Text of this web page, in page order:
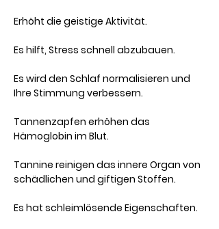
Erhöht die geistige Aktivität.
Es hilft, Stress schnell abzubauen.
Es wird den Schlaf normalisieren und
Ihre Stimmung verbessern.
Tannenzapfen erhöhen das
Hämoglobin im Blut.
Tannine reinigen das innere Organ von
schädlichen und giftigen Stoffen.
Es hat schleimlösende Eigenschaften.